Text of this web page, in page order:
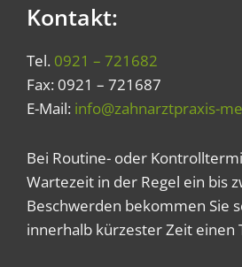
Kontakt:
Tel. 0921 – 721682
Fax: 0921 – 721687
E-Mail: info@zahnarztpraxis-
Bei Routine- oder
Wartezeit in der Regel ein bis
Beschwerden bekommen Sie
innerhalb kürzester Zeit einen